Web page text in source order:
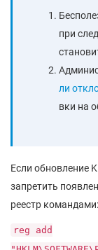
при
ли
вки на
Если обновление
запретить
реестр командами:
reg add